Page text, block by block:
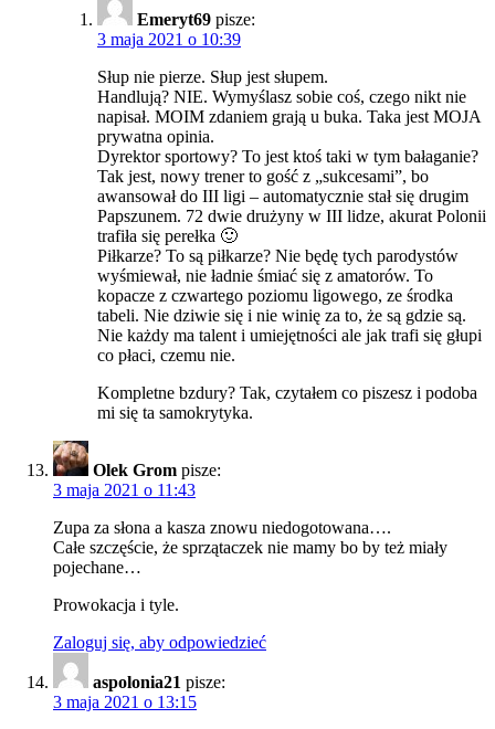
Emeryt69 pisze:
3 maja 2021 o 10:39
Słup nie pierze. Słup jest słupem.
Handlują? NIE. Wymyślasz sobie coś, czego nikt nie
napisał. MOIM zdaniem grają u buka. Taka jest MOJA
prywatna opinia.
Dyrektor sportowy? To jest ktoś taki w tym bałaganie?
Tak jest, nowy trener to gość z „sukcesami”, bo
awansował do III ligi – automatycznie stał się drugim
Papszunem. 72 dwie drużyny w III lidze, akurat Polonii
trafiła się perełka 🙂
Piłkarze? To są piłkarze? Nie będę tych parodystów
wyśmiewał, nie ładnie śmiać się z amatorów. To
kopacze z czwartego poziomu ligowego, ze środka
tabeli. Nie dziwie się i nie winię za to, że są gdzie są.
Nie każdy ma talent i umiejętności ale jak trafi się głupi
co płaci, czemu nie.
Kompletne bzdury? Tak, czytałem co piszesz i podoba
mi się ta samokrytyka.
Olek Grom pisze:
3 maja 2021 o 11:43
Zupa za słona a kasza znowu niedogotowana….
Całe szczęście, że sprzątaczek nie mamy bo by też miały
pojechane…
Prowokacja i tyle.
Zaloguj się, aby odpowiedzieć
aspolonia21 pisze:
3 maja 2021 o 13:15